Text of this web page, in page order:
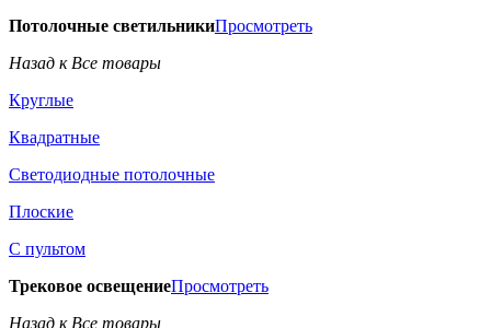
Потолочные светильникиПросмотреть
Назад к Все товары
Круглые
Квадратные
Светодиодные потолочные
Плоские
С пультом
Трековое освещениеПросмотреть
Назад к Все товары